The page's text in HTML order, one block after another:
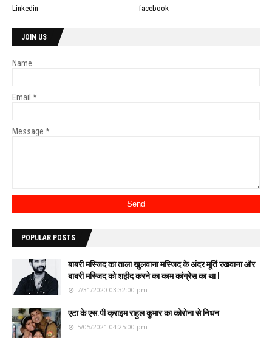
Linkedin
facebook
JOIN US
Name
Email *
Message *
POPULAR POSTS
बाबरी मस्जिद का ताला खुलवाना मस्जिद के अंदर मूर्ति रखवाना और
बाबरी मस्जिद को शहीद करने का काम कांग्रेस का था l
7/31/2020 03:32:00 pm
एटा के एस.पी क्राइम राहुल कुमार का कोरोना से निधन
5/05/2021 04:25:00 pm